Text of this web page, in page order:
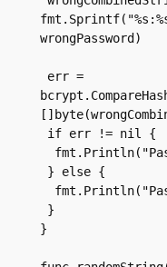
wrongPassword)
if err != nil {
} else {
}
}